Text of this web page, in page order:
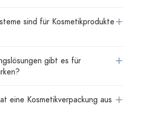
sind für Kosmetikprodukte
gibt es für
eine Kosmetikverpackung aus